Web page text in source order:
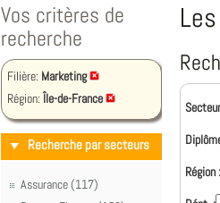
Vos critères de
recherche
Filière: Marketing
Région:Île-de-France
Recherche par secteurs
Assurance (117)
Région :